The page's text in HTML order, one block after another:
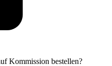
Kommission bestellen?